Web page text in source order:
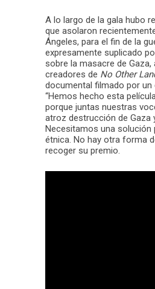
A lo largo de la gala hubo
que asolaron
Ángeles, para el fin de la
expresamente suplicado
sobre la masacre de
creadores de No Other
documental filmado por
“Hemos hecho esta
porque juntas nuestras
atroz destrucción de Gaza
Necesitamos una solución
étnica. No hay otra forma
recoger su premio.